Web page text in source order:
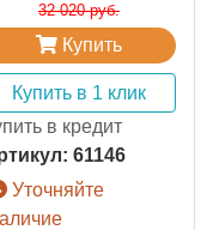
32 020 руб.
Купить
Купить в 1 клик
в кредит
61146
Уточняйте